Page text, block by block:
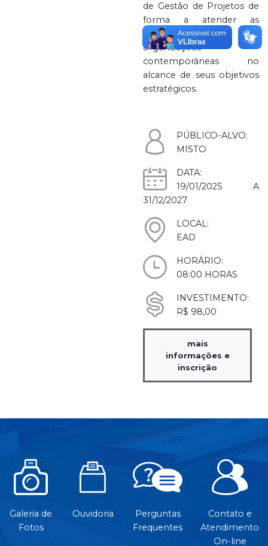
de Gestão de Projetos de
forma a atender as
demandas das
organizações
contemporâneas no
alcance de seus objetivos
estratégicos.
PÚBLICO-ALVO:
MISTO
DATA:
19/01/2025 A
31/12/2027
LOCAL:
EAD
HORÁRIO:
08:00 HORAS
INVESTIMENTO:
R$ 98,00
mais
informações e
inscrição
Galeria de
Fotos
Ouvidoria
Perguntas
Frequentes
Contato e
Atendimento
On-line